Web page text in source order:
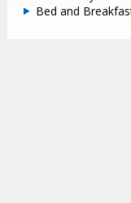
Bed and